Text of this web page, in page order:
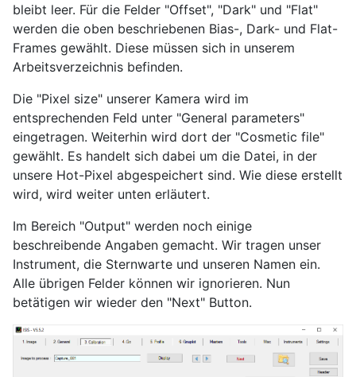
bleibt leer. Für die Felder "Offset", "Dark" und "Flat"
werden die oben beschriebenen Bias-, Dark- und Flat-
Frames gewählt. Diese müssen sich in unserem
Arbeitsverzeichnis befinden.
Die "Pixel size" unserer Kamera wird im
entsprechenden Feld unter "General parameters"
eingetragen. Weiterhin wird dort der "Cosmetic file"
gewählt. Es handelt sich dabei um die Datei, in der
unsere Hot-Pixel abgespeichert sind. Wie diese erstellt
wird, wird weiter unten erläutert.
Im Bereich "Output" werden noch einige
beschreibende Angaben gemacht. Wir tragen unser
Instrument, die Sternwarte und unseren Namen ein.
Alle übrigen Felder können wir ignorieren. Nun
betätigen wir wieder den "Next" Button.